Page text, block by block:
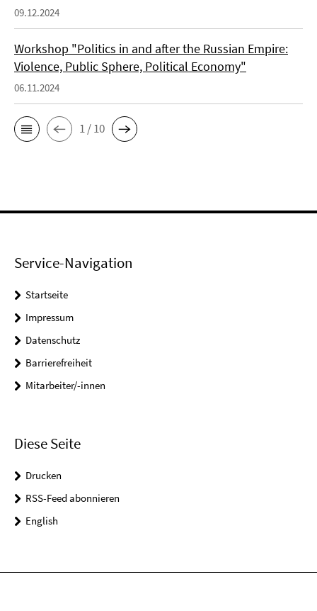
09.12.2024
Workshop "Politics in and after the Russian Empire:
Violence, Public Sphere, Political Economy"
06.11.2024
1 / 10
Service-Navigation
Startseite
Impressum
Datenschutz
Barrierefreiheit
Mitarbeiter/-innen
Diese Seite
Drucken
RSS-Feed abonnieren
English